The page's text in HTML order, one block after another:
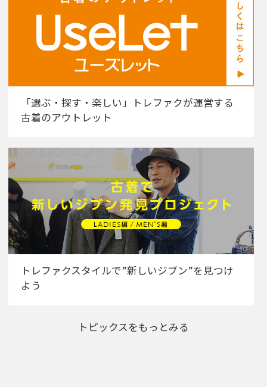
「選ぶ・探す・楽しい」トレファクが運営する
古着のアウトレット
トレファクスタイルで”新しいジブン”を見つけ
よう
トピックスをもっとみる